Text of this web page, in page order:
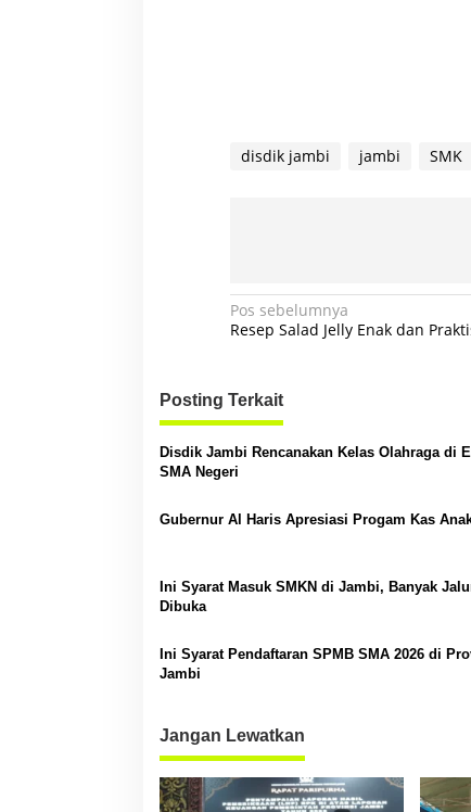
disdik jambi jambi SMK
N
a
i
a
i
o
Pos sebelumnya
Resep Salad Jelly Enak dan
Posting Terkait
Disdik Jambi Rencanakan Kelas Olahraga di
SMA Negeri
Gubernur Al Haris Apresiasi Progam Kas
Ini Syarat Masuk SMKN di Jambi, Banyak
Dibuka
Ini Syarat Pendaftaran SPMB SMA 2026 di
Jambi
Jangan Lewatkan